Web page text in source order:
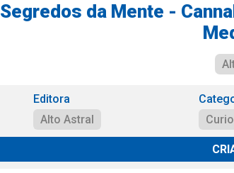
Segredos da Mente -
Editora
Alto Astral